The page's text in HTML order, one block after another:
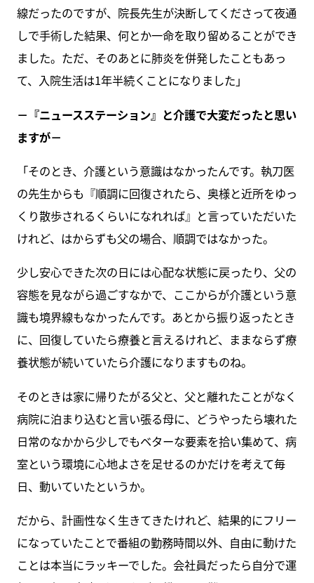
線だったのですが、院長先生が決断してくださって夜通
しで手術した結果、何とか一命を取り留めることができ
ました。ただ、そのあとに肺炎を併発したこともあっ
て、入院生活は1年半続くことになりました」
－『ニュースステーション』と介護で大変だったと思い
ますが－
「そのとき、介護という意識はなかったんです。執刀医
の先生からも『順調に回復されたら、奥様と近所をゆっ
くり散歩されるくらいになれれば』と言っていただいた
けれど、はからずも父の場合、順調ではなかった。
少し安心できた次の日には心配な状態に戻ったり、父の
容態を見ながら過ごすなかで、ここからが介護という意
識も境界線もなかったんです。あとから振り返ったとき
に、回復していたら療養と言えるけれど、ままならず療
養状態が続いていたら介護になりますものね。
そのときは家に帰りたがる父と、父と離れたことがなく
病院に泊まり込むと言い張る母に、どうやったら壊れた
日常のなかから少しでもベターな要素を拾い集めて、病
室という環境に心地よさを足せるのかだけを考えて毎
日、動いていたというか。
だから、計画性なく生きてきたけれど、結果的にフリー
になっていたことで番組の勤務時間以外、自由に動けた
ことは本当にラッキーでした。会社員だったら自分で運